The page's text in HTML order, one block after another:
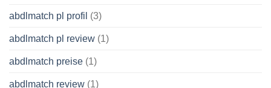
abdlmatch pl profil (3)
abdlmatch pl review (1)
abdlmatch preise (1)
abdlmatch review (1)